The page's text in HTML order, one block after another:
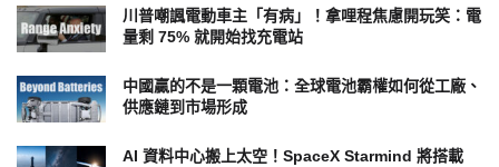
川普嘲諷電動車主「有病」！拿哩程焦慮開玩笑：電
量剩 75% 就開始找充電站
中國贏的不是一顆電池：全球電池霸權如何從工廠、
供應鏈到市場形成
AI 資料中心搬上太空！SpaceX Starmind 將搭載